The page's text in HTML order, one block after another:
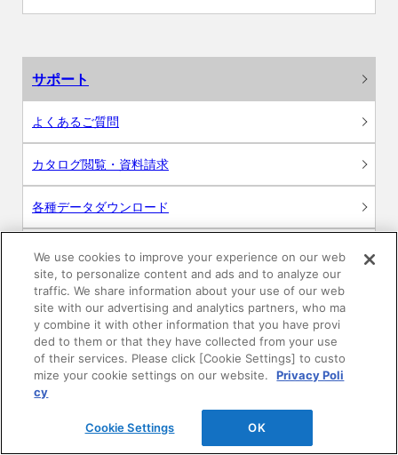
サポート
よくあるご質問
カタログ閲覧・資料請求
各種データダウンロード
WEB見積・各種シミュレーション
交換用部品の購入
修理・点検
お問い合わせ
We use cookies to improve your experience on our web
site, to personalize content and ads and to analyze our
traffic. We share information about your use of our web
site with our advertising and analytics partners, who ma
y combine it with other information that you have provi
ded to them or that they have collected from your use
of their services. Please click [Cookie Settings] to custo
mize your cookie settings on our website.
Privacy Poli
cy
Cookie Settings OK